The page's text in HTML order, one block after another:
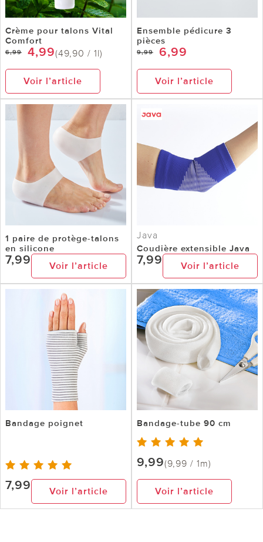
Crème pour talons Vital
Comfort
6,99 4,99(49,90 / 1l)
Voir l’article
Ensemble pédicure 3
pièces
9,99 6,99
Voir l’article
1 paire de protège-talons
en silicone
7,99 Voir l’article
Java
Coudière extensible Java
7,99 Voir l’article
Bandage poignet
7,99 Voir l’article
Bandage-tube 90 cm
9,99(9,99 / 1m)
Voir l’article